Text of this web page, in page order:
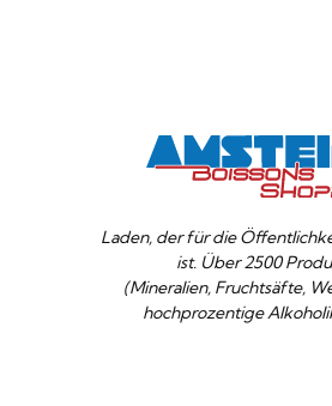
Laden, der für die
ist. Über 2500
(Mineralien, Fruchtsäfte,
hochprozentige